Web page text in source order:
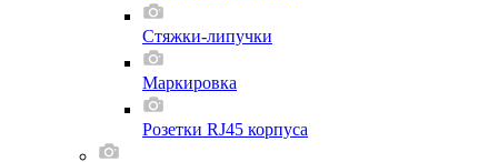
Стяжки-липучки
Маркировка
Розетки RJ45 корпуса